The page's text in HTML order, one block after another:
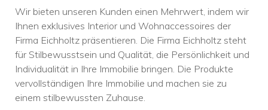
Wir bieten unseren Kunden einen Mehrwert, indem wir
Ihnen exklusives Interior und Wohnaccessoires der
Firma Eichholtz präsentieren. Die Firma Eichholtz steht
für Stilbewusstsein und Qualität, die Persönlichkeit und
Individualität in Ihre Immobilie bringen. Die Produkte
vervollständigen Ihre Immobilie und machen sie zu
einem stilbewussten Zuhause.